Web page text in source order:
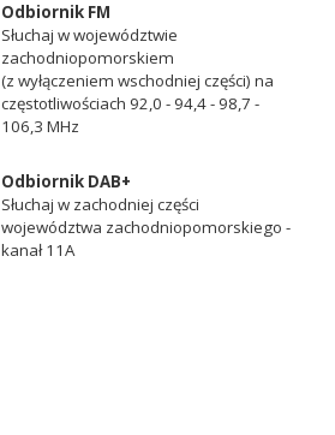
Odbiornik FM
Słuchaj w województwie
zachodniopomorskiem
(z wyłączeniem wschodniej części) na
częstotliwościach 92,0 - 94,4 - 98,7 -
106,3 MHz
Odbiornik DAB+
Słuchaj w zachodniej części
województwa zachodniopomorskiego -
kanał 11A